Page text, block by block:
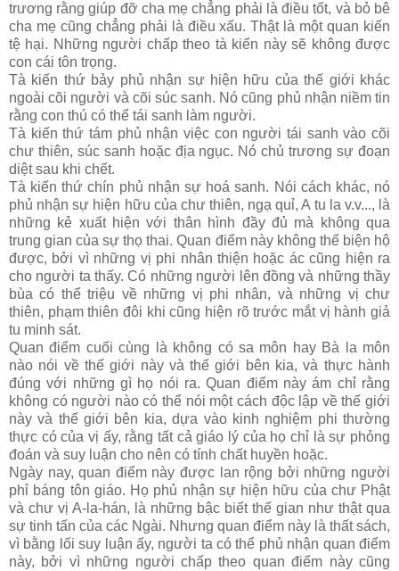
trương rằng giúp đỡ cha mẹ chẳng phải là điều tốt, và bỏ bê
cha mẹ cũng chẳng phải là điều xấu. Thật là một quan kiến
tệ hại. Những người chấp theo tà kiến này sẽ không được
con cái tôn trọng.
Tà kiến thứ bảy phủ nhận sự hiện hữu của thế giới khác
ngoài cõi người và cõi súc sanh. Nó cũng phủ nhận niềm tin
rằng con thú có thể tái sanh làm người.
Tà kiến thứ tám phủ nhận việc con người tái sanh vào cõi
chư thiên, súc sanh hoặc địa ngục. Nó chủ trương sự đoạn
diệt sau khi chết.
Tà kiến thứ chín phủ nhận sự hoá sanh. Nói cách khác, nó
phủ nhận sự hiện hữu của chư thiên, ngạ quỉ, A tu la v.v..., là
những kẻ xuất hiện với thân hình đầy đủ mà không qua
trung gian của sự thọ thai. Quan điểm này không thể biện hộ
được, bởi vì những vị phi nhân thiện hoặc ác cũng hiện ra
cho người ta thấy. Có những người lên đồng và những thầy
bùa có thể triệu về những vị phi nhân, và những vị chư
thiên, phạm thiên đôi khi cũng hiện rõ trước mắt vị hành giả
tu minh sát.
Quan điểm cuối cùng là không có sa môn hay Bà la môn
nào nói về thế giới này và thế giới bên kia, và thực hành
đúng với những gì họ nói ra. Quan điểm này ám chỉ rằng
không có người nào có thể nói một cách độc lập về thế giới
này và thế giới bên kia, dựa vào kinh nghiệm phi thường
thực có của vị ấy, rằng tất cả giáo lý của họ chỉ là sự phỏng
đoán và suy luận cho nên có tính chất huyền hoặc.
Ngày nay, quan điểm này được lan rộng bởi những người
phỉ báng tôn giáo. Họ phủ nhận sự hiện hữu của chư Phật
và chư vị A-la-hán, là những bậc biết thế gian như thật qua
sự tinh tấn của các Ngài. Nhưng quan điểm này là thất sách,
vì bằng lối suy luận ấy, người ta có thể phủ nhận quan điểm
này, bởi vì những người chấp theo quan điểm này cũng